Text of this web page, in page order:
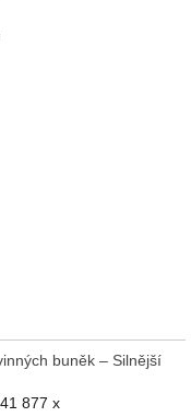
buněk – Silnější
877 x